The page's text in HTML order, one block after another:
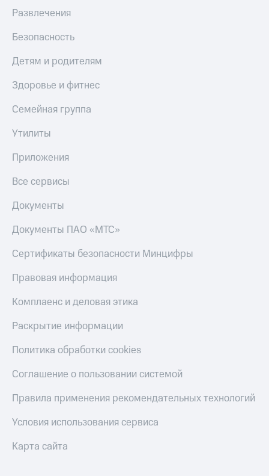
Развлечения
Безопасность
Детям и родителям
Здоровье и фитнес
Семейная группа
Утилиты
Приложения
Все сервисы
Документы
Документы ПАО «МТС»
Сертификаты безопасности Минцифры
Правовая информация
Комплаенс и деловая этика
Раскрытие информации
Политика обработки cookies
Соглашение о пользовании системой
Правила применения рекомендательных технологий
Условия использования сервиса
Карта сайта